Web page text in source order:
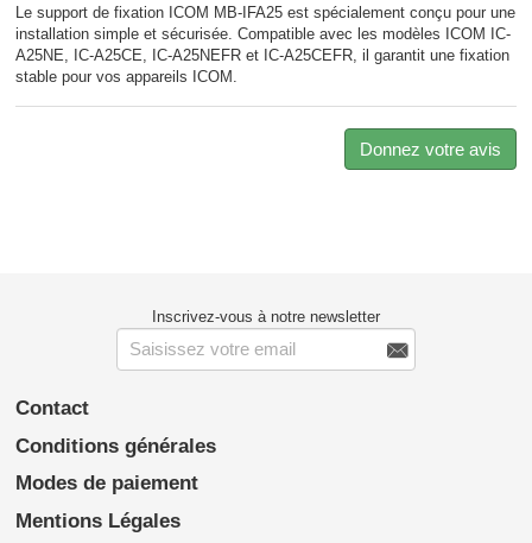
Le support de fixation ICOM MB-IFA25 est spécialement conçu pour une
installation simple et sécurisée. Compatible avec les modèles ICOM IC-
A25NE, IC-A25CE, IC-A25NEFR et IC-A25CEFR, il garantit une fixation
stable pour vos appareils ICOM.
Donnez votre avis
Inscrivez-vous à notre newsletter

Contact
Conditions générales
Modes de paiement
Mentions Légales